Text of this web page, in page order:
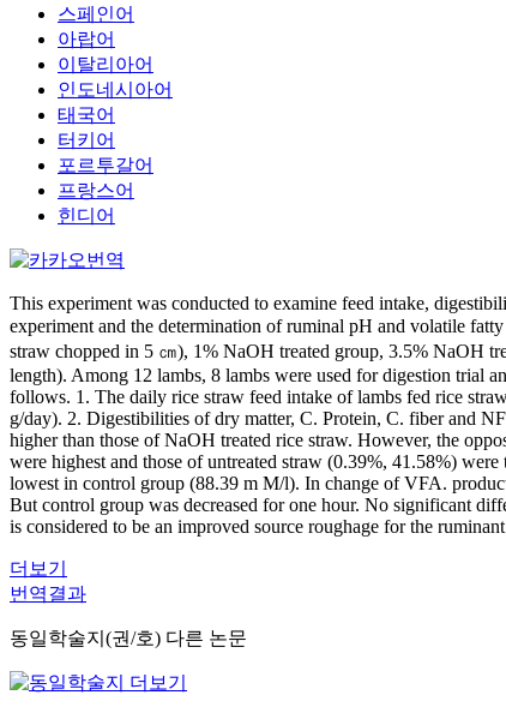
스페인어
아랍어
이탈리아어
인도네시아어
태국어
터키어
포르투갈어
프랑스어
힌디어
This experiment was conducted to examine feed intake,
experiment and the determination of ruminal pH and volatile
straw chopped in 5 ㎝), 1% NaOH treated group, 3.5% NaOH
length). Among 12 lambs, 8 lambs were used for digestion trial
follows. 1. The daily rice straw feed intake of lambs fed rice
g/day). 2. Digestibilities of dry matter, C. Protein, C. fiber and
higher than those of NaOH treated rice straw. However, the
were highest and those of untreated straw (0.39%, 41.58%)
lowest in control group (88.39 m M/l). In change of VFA.
But control group was decreased for one hour. No significant
is considered to be an improved source roughage for the
더보기
번역결과
동일학술지(권/호) 다른 논문